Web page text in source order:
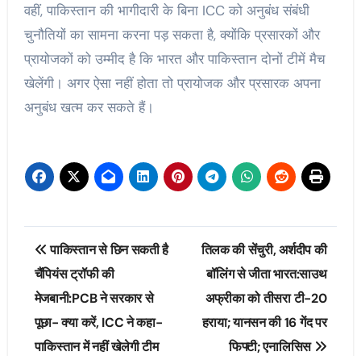
वहीं, पाकिस्तान की भागीदारी के बिना ICC को अनुबंध संबंधी
चुनौतियों का सामना करना पड़ सकता है, क्योंकि प्रसारकों और
प्रायोजकों को उम्मीद है कि भारत और पाकिस्‍तान दोनों टीमें मैच
खेलेंगी। अगर ऐसा नहीं होता तो प्रायोजक और प्रसारक अपना
अनुबंध खत्‍म कर सकते हैं।
Post
navigation
पाकिस्तान से छिन सकती है
चैंपियंस ट्रॉफी की
मेजबानी:PCB ने सरकार से
पूछा- क्या करें, ICC ने कहा-
पाकिस्तान में नहीं खेलेगी टीम
तिलक की सेंचुरी, अर्शदीप की
बॉलिंग से जीता भारत:साउथ
अफ्रीका को तीसरा टी-20
हराया; यानसन की 16 गेंद पर
फिफ्टी; एनालिसिस